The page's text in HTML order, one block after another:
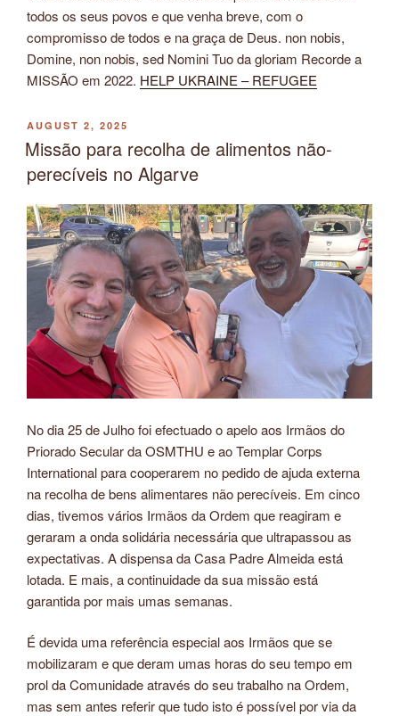
todos os seus povos e que venha breve, com o
compromisso de todos e na graça de Deus. non nobis,
Domine, non nobis, sed Nomini Tuo da gloriam Recorde a
MISSÃO em 2022. HELP UKRAINE – REFUGEE
POSTED
ON
AUGUST 2, 2025
Missão para recolha de alimentos não-
perecíveis no Algarve
No dia 25 de Julho foi efectuado o apelo aos Irmãos do
Priorado Secular da OSMTHU e ao Templar Corps
International para cooperarem no pedido de ajuda externa
na recolha de bens alimentares não perecíveis. Em cinco
dias, tivemos vários Irmãos da Ordem que reagiram e
geraram a onda solidária necessária que ultrapassou as
expectativas. A dispensa da Casa Padre Almeida está
lotada. E mais, a continuidade da sua missão está
garantida por mais umas semanas.
É devida uma referência especial aos Irmãos que se
mobilizaram e que deram umas horas do seu tempo em
prol da Comunidade através do seu trabalho na Ordem,
mas sem antes referir que tudo isto é possível por via da